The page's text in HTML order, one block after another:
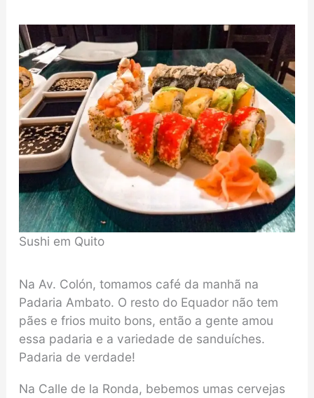
Sushi em Quito
Na Av. Colón, tomamos café da manhã na
Padaria Ambato. O resto do Equador não tem
pães e frios muito bons, então a gente amou
essa padaria e a variedade de sanduíches.
Padaria de verdade!
Na Calle de la Ronda, bebemos umas cervejas